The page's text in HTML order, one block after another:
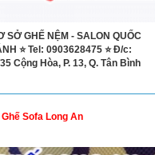
SỞ GHẾ NỆM - SALON QUỐC
⭐ Tel: 0903628475 ⭐ Đ/c:
Cộng Hòa, P. 13, Q. Tân Bình
Ghế Sofa Long An